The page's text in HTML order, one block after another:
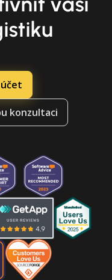
konzultaci